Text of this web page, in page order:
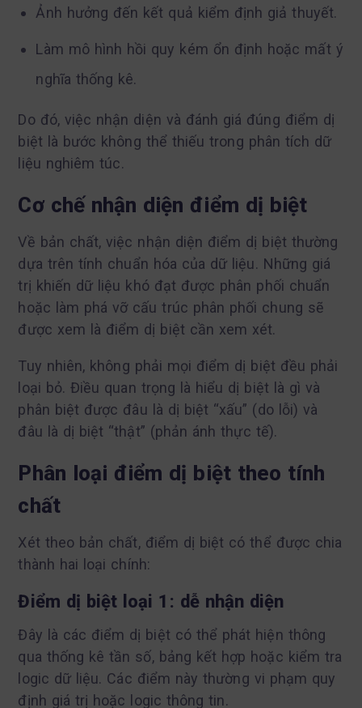
Ảnh hưởng đến kết quả kiểm định giả thuyết.
Làm mô hình hồi quy kém ổn định hoặc mất ý
nghĩa thống kê.
Do đó, việc nhận diện và đánh giá đúng điểm dị
biệt là bước không thể thiếu trong phân tích dữ
liệu nghiêm túc.
Cơ chế nhận diện điểm dị biệt
Về bản chất, việc nhận diện điểm dị biệt thường
dựa trên tính chuẩn hóa của dữ liệu. Những giá
trị khiến dữ liệu khó đạt được phân phối chuẩn
hoặc làm phá vỡ cấu trúc phân phối chung sẽ
được xem là điểm dị biệt cần xem xét.
Tuy nhiên, không phải mọi điểm dị biệt đều phải
loại bỏ. Điều quan trọng là hiểu dị biệt là gì và
phân biệt được đâu là dị biệt “xấu” (do lỗi) và
đâu là dị biệt “thật” (phản ánh thực tế).
Phân loại điểm dị biệt theo tính
chất
Xét theo bản chất, điểm dị biệt có thể được chia
thành hai loại chính:
Điểm dị biệt loại 1: dễ nhận diện
Đây là các điểm dị biệt có thể phát hiện thông
qua thống kê tần số, bảng kết hợp hoặc kiểm tra
logic dữ liệu. Các điểm này thường vi phạm quy
định giá trị hoặc logic thông tin.